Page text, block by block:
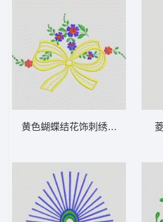
黄色蝴蝶结花饰刺绣图案 植物花